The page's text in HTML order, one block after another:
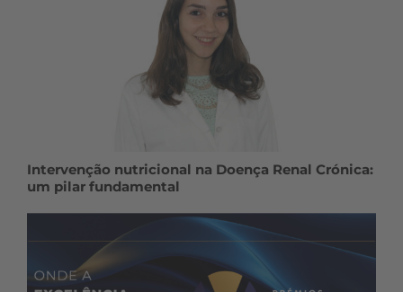
Intervenção nutricional na Doença Renal Crónica:
um pilar fundamental